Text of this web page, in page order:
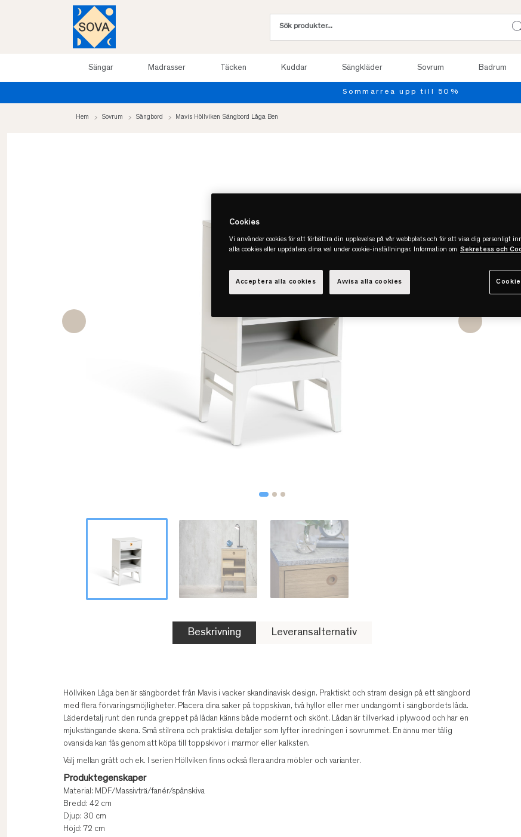
Sängar Madrasser Täcken Kuddar Sängkläder Sovrum Badrum
Hem Sovrum Sängbord Mavis Höllviken Sängbord Låga Ben
Beskrivning Leveransalternativ
Höllviken Låga ben är sängbordet från Mavis i vacker skandinavisk design. Praktiskt och stram design på ett sängbord
med flera förvaringsmöjligheter. Placera dina saker på toppskivan, två hyllor eller mer undangömt i sängbordets låda.
Läderdetalj runt den runda greppet på lådan känns både modernt och skönt. Lådan är tillverkad i plywood och har en
mjukstängande skena. Små stilrena och praktiska detaljer som lyfter inredningen i sovrummet. En ännu mer tålig
ovansida kan fås genom att köpa till toppskivor i marmor eller kalksten.
Välj mellan grått och ek. I serien Höllviken finns också flera andra möbler och varianter.
Produktegenskaper
Material: MDF/Massivträ/fanér/spånskiva
Bredd: 42 cm
Djup: 30 cm
Höjd: 72 cm
Cookies
Vi använder cookies för att förbättra din upplevelse på vår webbplats och för att visa dig personligt
alla cookies eller uppdatera dina val under cookie-inställningar. Information om Sekretess och
Avvisa alla cookies
Acceptera alla cookies